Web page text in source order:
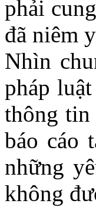
phải
đã niêm
Nhìn
pháp
thông tin
báo cáo
những
không